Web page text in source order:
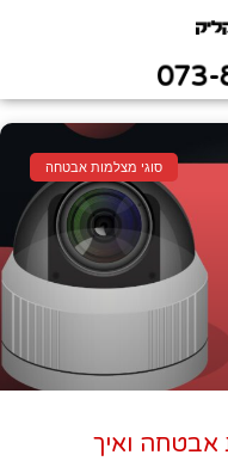
073-
סוגי מצלמות אבטחה
אבטחה ואיך